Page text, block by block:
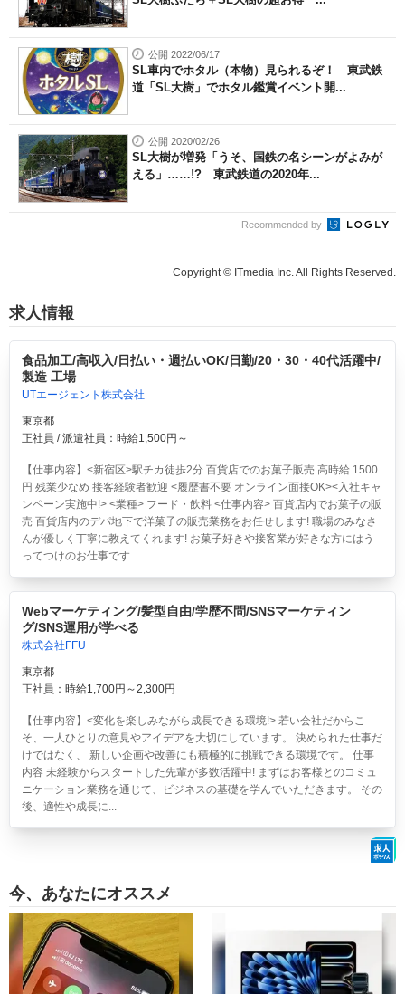
公開 2022/06/17
SL車内でホタル（本物）見られるぞ！ 東武鉄
道「SL大樹」でホタル鑑賞イベント開...
公開 2020/02/26
SL大樹が増発「うそ、国鉄の名シーンがよみが
える」……!? 東武鉄道の2020年...
Recommended by
Copyright © ITmedia Inc. All Rights Reserved.
求人情報
食品加工/高収入/日払い・週払いOK/日勤/20・30・40代活躍中/
製造 工場
UTエージェント株式会社
東京都
正社員 / 派遣社員：時給1,500円～
【仕事内容】<新宿区>駅チカ徒歩2分 百貨店でのお菓子販売 高時給 1500
円 残業少なめ 接客経験者歓迎 <履歴書不要 オンライン面接OK><入社キャ
ンペーン実施中!> <業種> フード・飲料 <仕事内容> 百貨店内でお菓子の販
売 百貨店内のデパ地下で洋菓子の販売業務をお任せします! 職場のみなさ
んが優しく丁寧に教えてくれます! お菓子好きや接客業が好きな方にはう
ってつけのお仕事です...
Webマーケティング/髪型自由/学歴不問/SNSマーケティン
グ/SNS運用が学べる
株式会社FFU
東京都
正社員：時給1,700円～2,300円
【仕事内容】<変化を楽しみながら成長できる環境!> 若い会社だからこ
そ、一人ひとりの意見やアイデアを大切にしています。 決められた仕事だ
けではなく、 新しい企画や改善にも積極的に挑戦できる環境です。 仕事
内容 未経験からスタートした先輩が多数活躍中! まずはお客様とのコミュ
ニケーション業務を通じて、ビジネスの基礎を学んでいただきます。 その
後、適性や成長に...
今、あなたにオススメ